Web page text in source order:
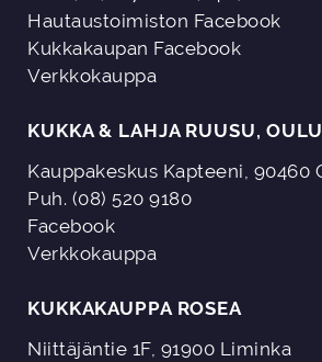
Hautaustoimiston Facebook
Kukkakaupan Facebook
Verkkokauppa
KUKKA & LAHJA RUUSU,
Kauppakeskus Kapteeni, 90460
Puh. (08) 520 9180
Facebook
Verkkokauppa
KUKKAKAUPPA ROSEA
Niittäjäntie 1F, 91900 Liminka